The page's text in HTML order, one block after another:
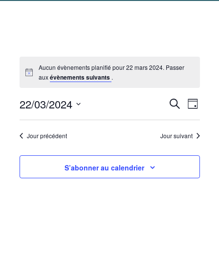
Aucun évènements planifié pour 22 mars 2024. Passer
auxévènements suivants .
et
de
vues
Recherche
de
vues
Jour
22/03/2024
date.Jour précédent Jour suivant
S’abonner au calendrier